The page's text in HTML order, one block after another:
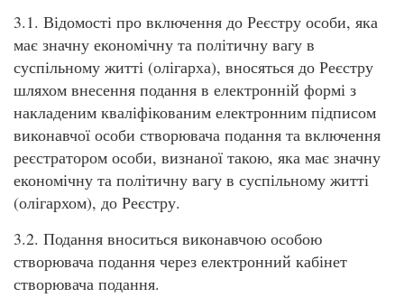
3.1. Відомості про включення до Реєстру особи, яка
має значну економічну та політичну вагу в
суспільному житті (олігарха), вносяться до Реєстру
шляхом внесення подання в електронній формі з
накладеним кваліфікованим електронним підписом
виконавчої особи створювача подання та включення
реєстратором особи, визнаної такою, яка має значну
економічну та політичну вагу в суспільному житті
(олігархом), до Реєстру.
3.2. Подання вноситься виконавчою особою
створювача подання через електронний кабінет
створювача подання.